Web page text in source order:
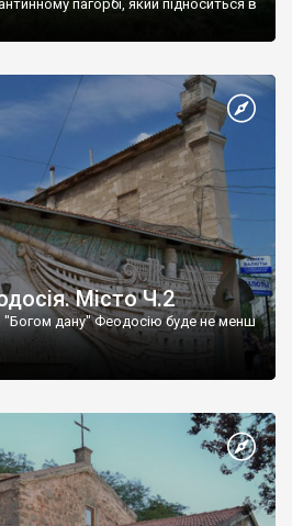
пагорбі, який підноситься в
Місто Ч.2
"Богом дану" Феодосію буде не менш